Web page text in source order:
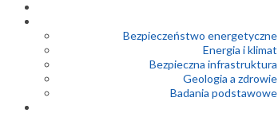
Bezpieczeństwo energetyczne
Energia i klimat
Bezpieczna infrastruktura
Geologia a zdrowie
Badania podstawowe